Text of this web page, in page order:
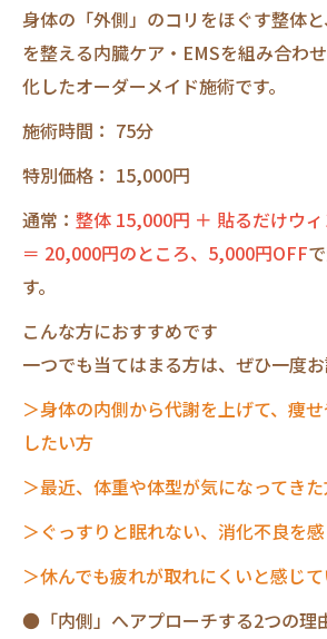
身体の「外側」のコリをほぐす整体と
を整える内臓ケア・EMSを組み合わ
化したオーダーメイド施術です。
施術時間： 75分
特別価格： 15,000円
通常： 整体 15,000円 ＋ 貼るだけウ
＝ 20,000円のところ、5,000円OFF
す。
こんな方におすすめです
一つでも当てはまる方は、ぜひ一度お
＞身体の内側から代謝を上げて、痩
したい方
＞最近、体重や体型が気になってき
＞ぐっすりと眠れない、消化不良を
＞休んでも疲れが取れにくいと感じ
●「内側」へアプローチする2つの理